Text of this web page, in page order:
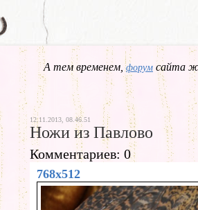
А тем временем,форум сайта
12.11.2013, 08.46.51
Ножи из Павлово
Комментариев: 0
768x512